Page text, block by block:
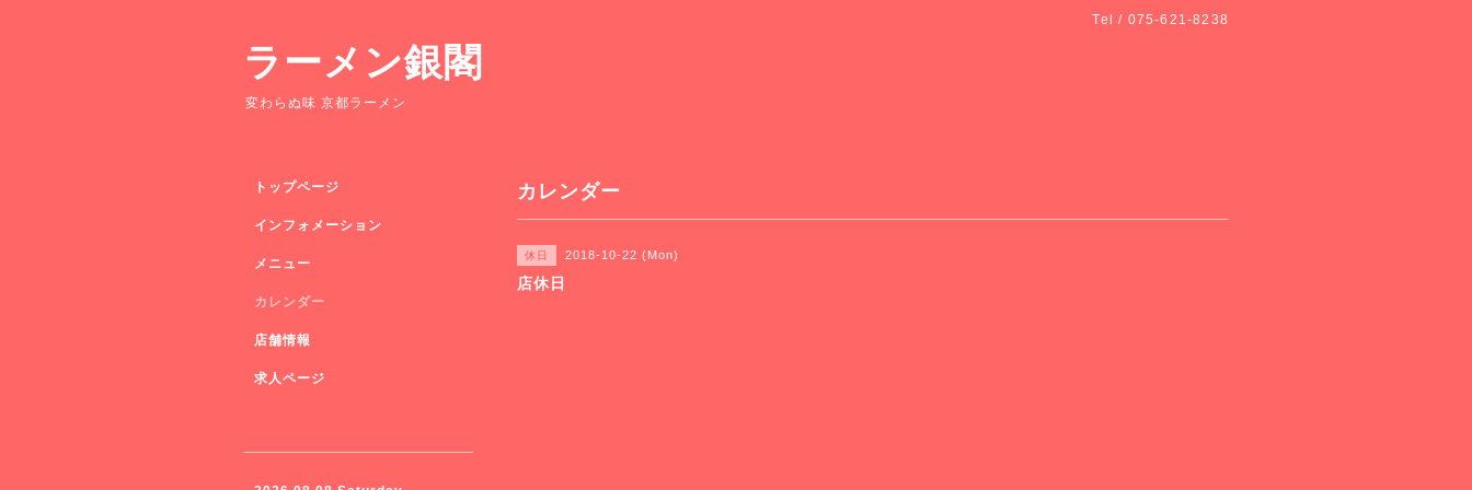
Tel / 075-621-8238
ラーメン銀閣
変わらぬ味 京都ラーメン
カレンダー
休日 2018-10-22 (Mon)
店休日
トップページ
インフォメーション
メニュー
カレンダー
店舗情報
求人ページ